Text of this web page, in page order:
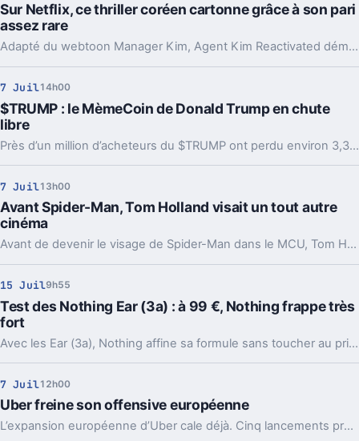
Sur Netflix, ce thriller coréen cartonne grâce à son pari
assez rare
Adapté du webtoon Manager Kim, Agent Kim Reactivated démarre fort sur Netflix avec 6,6 millions de vues. Mais son vrai atout se joue dans son héros.
7 Juil14h00
$TRUMP : le MèmeCoin de Donald Trump en chute
libre
Près d’un million d’acheteurs du $TRUMP ont perdu environ 3,3 milliards d’euros, tandis que Donald Trump a déclaré des gains colossaux.
7 Juil13h00
Avant Spider-Man, Tom Holland visait un tout autre
cinéma
Avant de devenir le visage de Spider-Man dans le MCU, Tom Holland se voyait ailleurs. Un choix de casting en 2015 a complètement redessiné sa trajectoire.
15 Juil9h55
Test des Nothing Ear (3a) : à 99 €, Nothing frappe très
fort
Avec les Ear (3a), Nothing affine sa formule sans toucher au prix. Toujours proposés à 99 €, comme les Ear (a) à leur lancement, ces nouveaux écouteurs true wireless gagnent un transducteur de 12 mm, du Bluetooth 6.0, du LDAC, une réduction de bruit active jusqu’à 45 dB et une fonction Audio Snapshot assez originale.
7 Juil12h00
Uber freine son offensive européenne
L’expansion européenne d’Uber cale déjà. Cinq lancements prévus en 2026 seraient gelés, sur fond de stratégie plus large autour de Delivery Hero.